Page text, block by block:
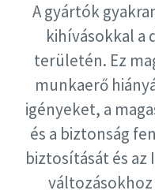
Kalibráltassa
most!
A gyártók
kihívásokkal a
területén. Ez
munkaerő
igényeket, a
és a biztonság
biztosítását és az